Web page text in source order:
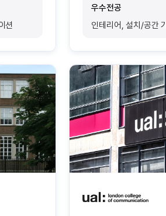
션
우수전공
인테리어, 설치/공간